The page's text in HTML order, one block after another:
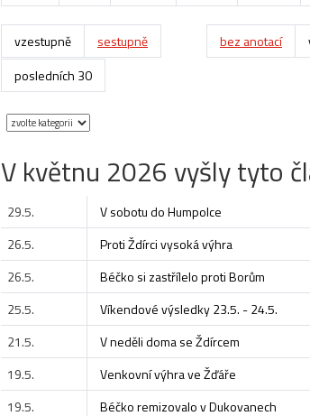
vzestupně sestupně bez anotací
posledních 30
V květnu 2026 vyšly tyto
29.5.
V sobotu do Humpolce
26.5.
Proti Ždírci vysoká výhra
26.5.
Béčko si zastřílelo proti Borům
25.5.
Víkendové výsledky 23.5. - 24.5.
21.5.
V neděli doma se Ždírcem
19.5.
Venkovní výhra ve Žďáře
19.5.
Béčko remizovalo v Dukovanech